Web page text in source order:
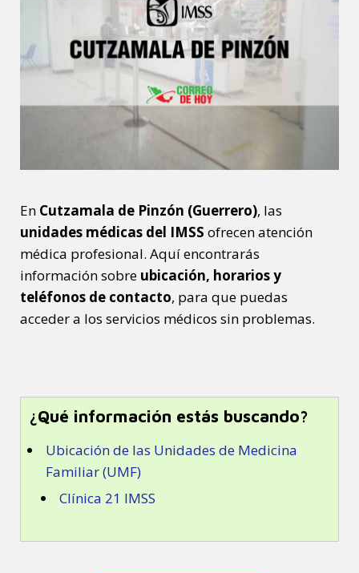
En Cutzamala de Pinzón (Guerrero), las
unidades médicas del IMSS ofrecen atención
médica profesional. Aquí encontrarás
información sobre ubicación, horarios y
teléfonos de contacto, para que puedas
acceder a los servicios médicos sin problemas.
¿Qué información estás buscando?
Ubicación de las Unidades de Medicina
Familiar (UMF)
Clínica 21 IMSS